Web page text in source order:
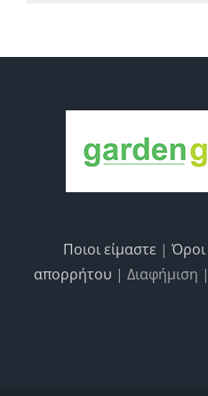
Ποιοι είμαστε | Όροι
απορρήτου | Διαφήμιση |